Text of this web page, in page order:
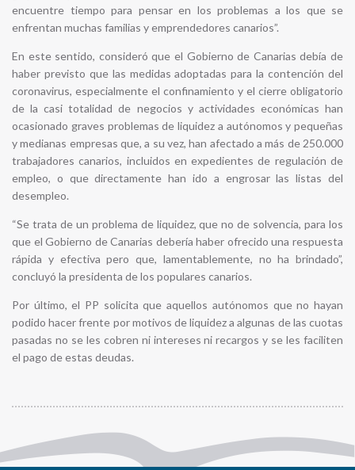
encuentre tiempo para pensar en los problemas a los que se
enfrentan muchas familias y emprendedores canarios”.
En este sentido, consideró que el Gobierno de Canarias debía de
haber previsto que las medidas adoptadas para la contención del
coronavirus, especialmente el confinamiento y el cierre obligatorio
de la casi totalidad de negocios y actividades económicas han
ocasionado graves problemas de liquidez a autónomos y pequeñas
y medianas empresas que, a su vez, han afectado a más de 250.000
trabajadores canarios, incluidos en expedientes de regulación de
empleo, o que directamente han ido a engrosar las listas del
desempleo.
“Se trata de un problema de liquidez, que no de solvencia, para los
que el Gobierno de Canarias debería haber ofrecido una respuesta
rápida y efectiva pero que, lamentablemente, no ha brindado”,
concluyó la presidenta de los populares canarios.
Por último, el PP solicita que aquellos autónomos que no hayan
podido hacer frente por motivos de liquidez a algunas de las cuotas
pasadas no se les cobren ni intereses ni recargos y se les faciliten
el pago de estas deudas.